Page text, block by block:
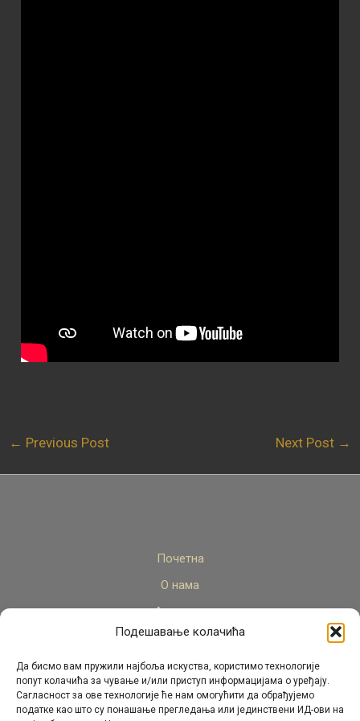
Подешавање колачића
Да бисмо вам пружили најбоља искуства, користимо технологије
попут колачића за чување и/или приступ информацијама о уређају.
Сагласност за ове технологије ће нам омогућити да обрађујемо
податке као што су понашање прегледања или јединствени ИД-ови на
← Previous Post Next Post →
Почетна
О нама
Актуелно
Стручни кадар
Пројекти
Архива
Контакт